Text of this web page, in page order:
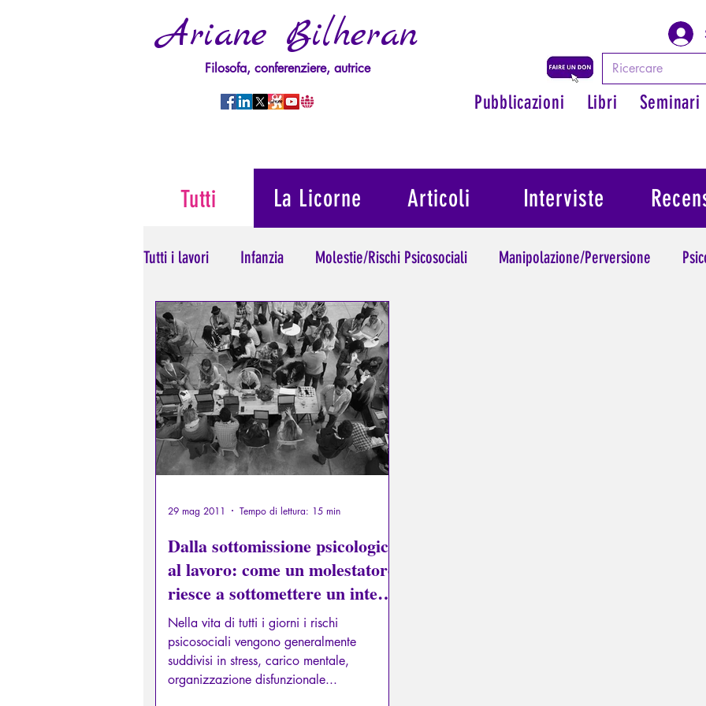
Ariane Bilheran
Filosofa, conferenziere, autrice
Pubblicazioni Libri Seminari
Tutti i lavori Infanzia Molestie/Rischi Psicosociali Manipolazione/Perversione
Psicopatologia del Potere Trauma
Diritti sessuali/Educazione Psicopatologia del Totalitarismo
Filosofare attraverso i miti greci La Licorne
Dalla sottomissione psicologica
al lavoro: come un molestatore
riesce a sottomettere un intero
gruppo
Nella vita di tutti i giorni i rischi
psicosociali vengono generalmente
suddivisi in stress, carico mentale,
organizzazione disfunzionale...
29 mag 2011 Tempo di lettura: 15 min
La Licorne Articoli
Tutti Interviste